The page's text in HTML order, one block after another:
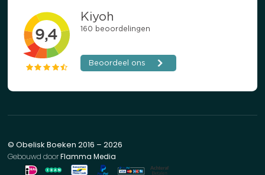
© Obelisk Boeken 2016 – 2026
Gebouwd doorFlamma Media